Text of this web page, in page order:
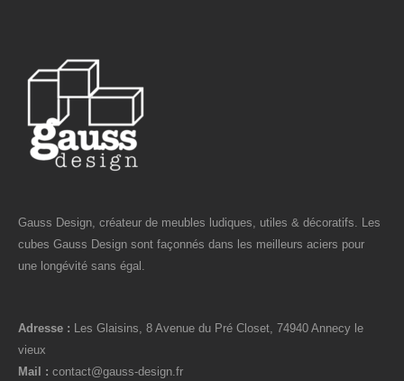
Gauss Design, créateur de meubles ludiques, utiles & décoratifs. Les
cubes Gauss Design sont façonnés dans les meilleurs aciers pour
une longévité sans égal.
Adresse : Les Glaisins, 8 Avenue du Pré Closet, 74940 Annecy le
vieux
Mail : contact@gauss-design.fr